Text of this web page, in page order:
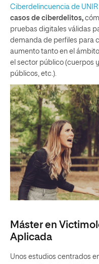
Ciberdelincuencia de UNIR
casos de ciberdelitos,
pruebas digitales válidas
demanda de perfiles para
aumento tanto en el
el sector público (cuerpos
públicos, etc.).
Máster en
Aplicada
Unos estudios centrados